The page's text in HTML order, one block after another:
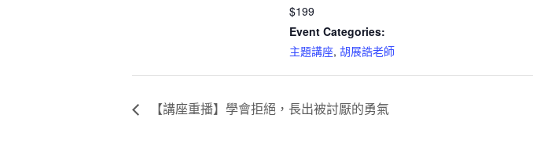
$199
Event Categories:
主題講座, 胡展誥老師
【講座重播】學會拒絕，長出被討厭的勇氣